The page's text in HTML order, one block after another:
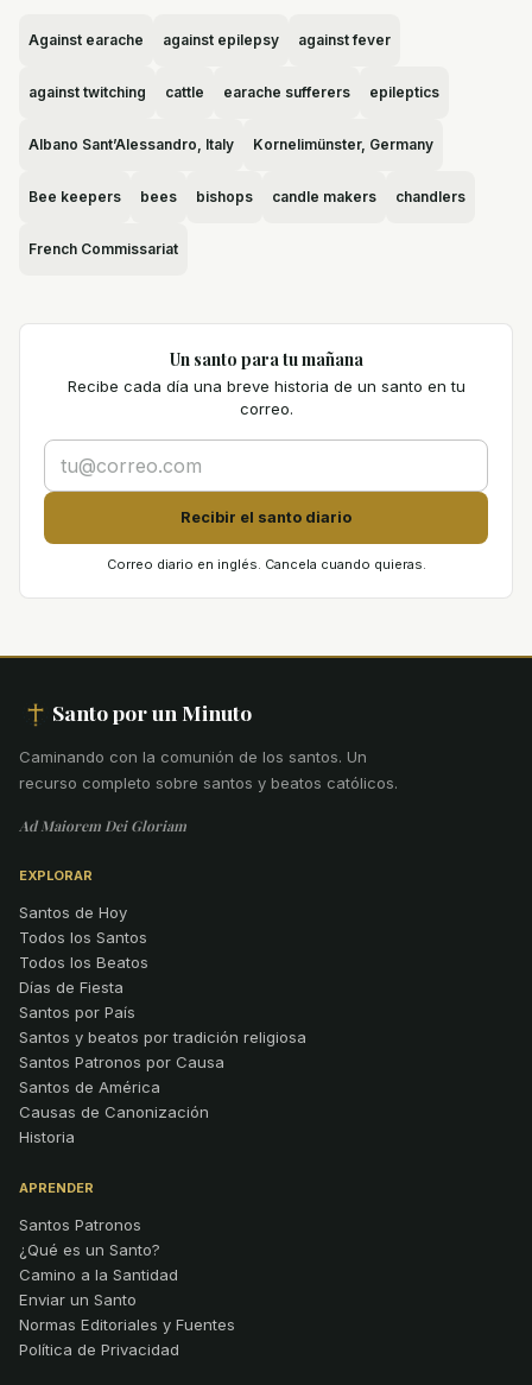
Against earache against epilepsy against fever
against twitching cattle earache sufferers epileptics
Albano Sant’Alessandro, Italy Kornelimünster, Germany
Bee keepers bees bishops candle makers chandlers
French Commissariat
Un santo para tu mañana
Recibe cada día una breve historia de un santo en tu
correo.
Recibir el santo diario
Correo diario en inglés. Cancela cuando quieras.
Santo por un Minuto
Caminando con la comunión de los santos. Un
recurso completo sobre santos y beatos católicos.
Ad Maiorem Dei Gloriam
EXPLORAR
Santos de Hoy
Todos los Santos
Todos los Beatos
Días de Fiesta
Santos por País
Santos y beatos por tradición religiosa
Santos Patronos por Causa
Santos de América
Causas de Canonización
Historia
APRENDER
Santos Patronos
¿Qué es un Santo?
Camino a la Santidad
Enviar un Santo
Normas Editoriales y Fuentes
Política de Privacidad